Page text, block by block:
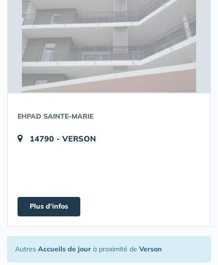
EHPAD SAINTE-MARIE
14790 - VERSON
Plus d'infos
Autres Accueils de jour à proximité de Verson